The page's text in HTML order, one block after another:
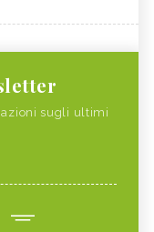
sugli ultimi